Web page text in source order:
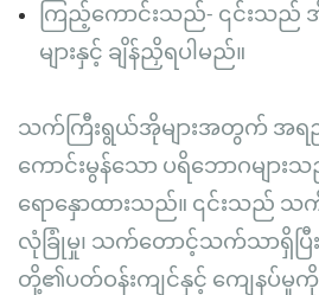
ကြည့်ကောင်းသည်- ၎င်းသည် အိ
များနှင့် ချိန်ညှိရပါမည်။
သက်ကြီးရွယ်အိုများအတွက် အ
ကောင်းမွန်သော ပရိဘောဂမျာ
ရောနှောထားသည်။ ၎င်းသည် သက်
လုံခြုံမှု၊ သက်တောင့်သက်သာရှိပြီး
တို့၏ပတ်ဝန်းကျင်နှင့် ကျေနပ်မှုကို